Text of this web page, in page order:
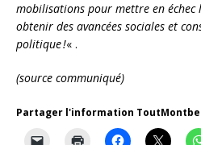
mobilisations pour mettre en échec
obtenir des avancées sociales et
politique !« .
(source communiqué)
Partager l'information